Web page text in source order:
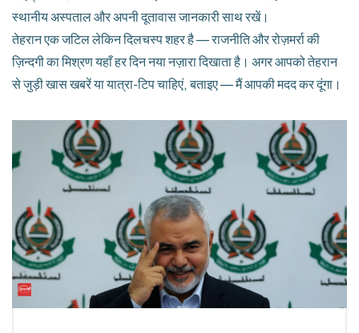
स्थानीय अस्पताल और अपनी दूतावास जानकारी साथ रखें।
तेहरान एक जटिल लेकिन दिलचस्प शहर है — राजनीति और रोज़मर्रा की
ज़िन्दगी का मिश्रण यहाँ हर दिन नया नज़ारा दिखाता है। अगर आपको तेहरान
से जुड़ी खास खबरें या यात्रा-टिप चाहिएं, बताइए — मैं आपकी मदद कर दूंगा।